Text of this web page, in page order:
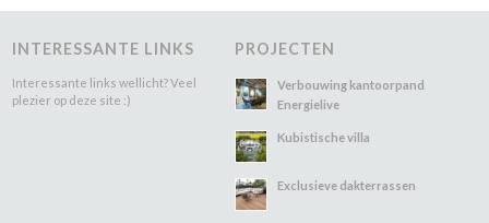
INTERESSANTE LINKS
Interessante links wellicht? Veel
plezier op deze site :)
PROJECTEN
Verbouwing kantoorpand
Energielive
Kubistische villa
Exclusieve dakterrassen